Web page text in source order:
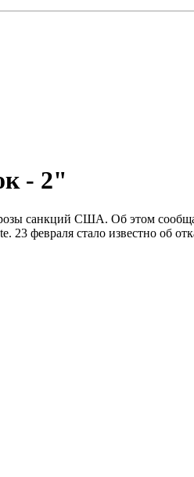
- 2"
санкций США. Об этом
февраля стало известно об